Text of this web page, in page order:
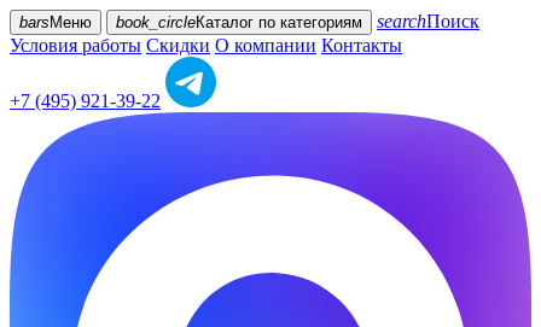
bars Меню book_circleКаталог по категориям searchПоиск
Условия работы Скидки О компании Контакты
+7 (495) 921-39-22